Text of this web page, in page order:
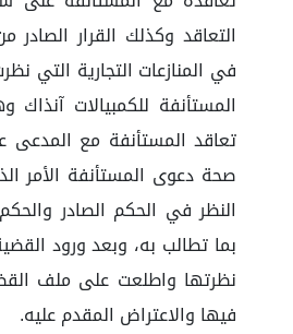
التعاقد وكذلك القرار
في المنازعات التجارية التي
المستأنفة للكمبيالات
تعاقد المستأنفة مع المدعى
صحة دعوى المستأنفة الأمر
النظر في الحكم الصادر
بما تطالب به، وبعد ورود
نظرتها واطلعت على ملف
فيها والاعتراض المقدم عليه.